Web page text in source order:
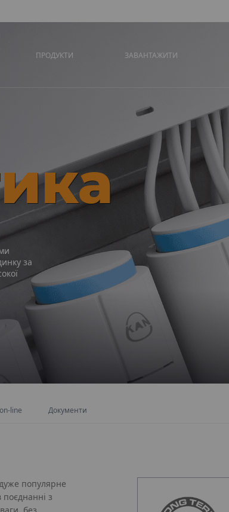
ПРОДУКТИ ЗАВАНТАЖИТИ
за
line Документи
популярне
з